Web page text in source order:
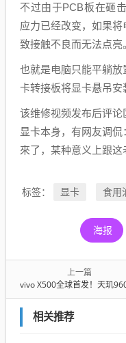
不过由于PCB板在砸
应力已经改变，如果
致接触不良而无法点亮
也就是电脑只能平躺
卡转接板将显卡悬吊安
该维修视频发布后评
显卡本身，有网友调侃
來了，某种意义上跟这
标签： 显卡 食用
海报
上一篇
vivo X500全球首发！天玑9600 Pro参数出炉：联发科最强
相关推荐